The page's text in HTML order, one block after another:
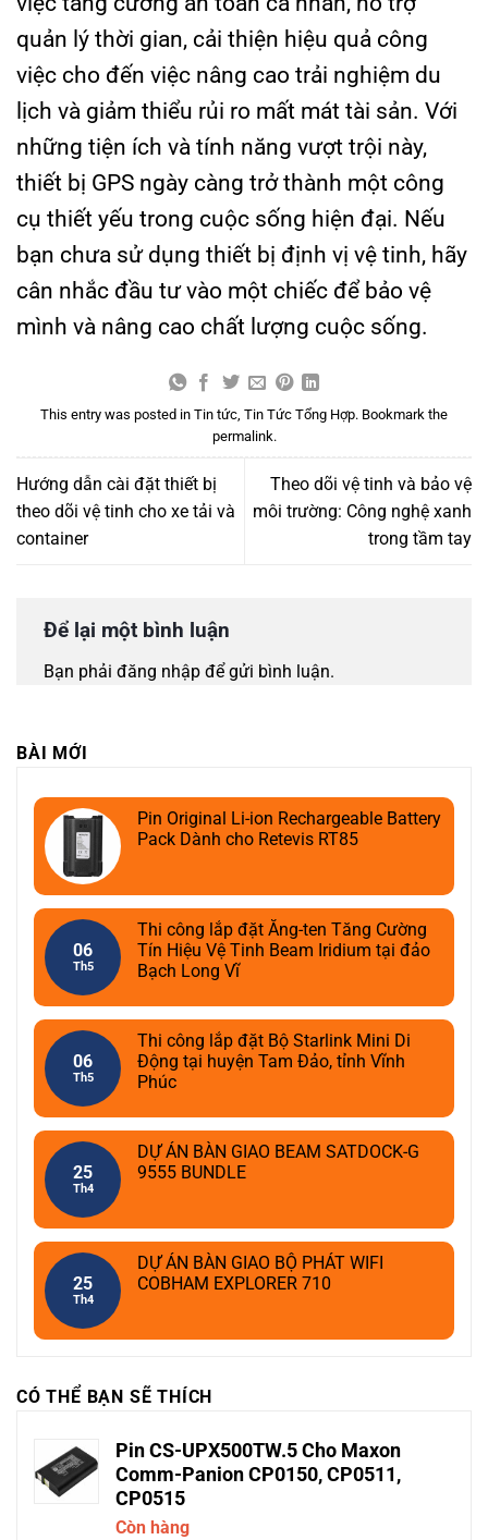
quản lý thời gian, cải thiện hiệu quả công
việc cho đến việc nâng cao trải nghiệm du
lịch và giảm thiểu rủi ro mất mát tài sản. Với
những tiện ích và tính năng vượt trội này,
thiết bị GPS ngày càng trở thành một công
cụ thiết yếu trong cuộc sống hiện đại. Nếu
bạn chưa sử dụng thiết bị định vị vệ tinh, hãy
cân nhắc đầu tư vào một chiếc để bảo vệ
mình và nâng cao chất lượng cuộc sống.
This entry was posted in Tin tức Tin Tức Tổng Hợp. Bookmark the
permalink.
Hướng dẫn cài đặt thiết bị
theo dõi vệ tinh cho xe tải và
container
Theo dõi vệ tinh và bảo vệ
môi trường: Công nghệ xanh
trong tầm tay
Để lại một bình luận
Bạn phải đăng nhập để gửi bình luận.
BÀI MỚI
Pin Original Li-ion Rechargeable Battery
Pack Dành cho Retevis RT85
06
Th5
Thi công lắp đặt Ăng-ten Tăng Cường
Tín Hiệu Vệ Tinh Beam Iridium tại đảo
Bạch Long Vĩ
06
Th5
Thi công lắp đặt Bộ Starlink Mini Di
Động tại huyện Tam Đảo, tỉnh Vĩnh
Phúc
25
Th4
DỰ ÁN BÀN GIAO BEAM SATDOCK-G
9555 BUNDLE
25
Th4
DỰ ÁN BÀN GIAO BỘ PHÁT WIFI
COBHAM EXPLORER 710
CÓ THỂ BẠN SẼ THÍCH
Pin CS-UPX500TW.5 Cho Maxon
Comm-Panion CP0150, CP0511,
CP0515
Còn hàng